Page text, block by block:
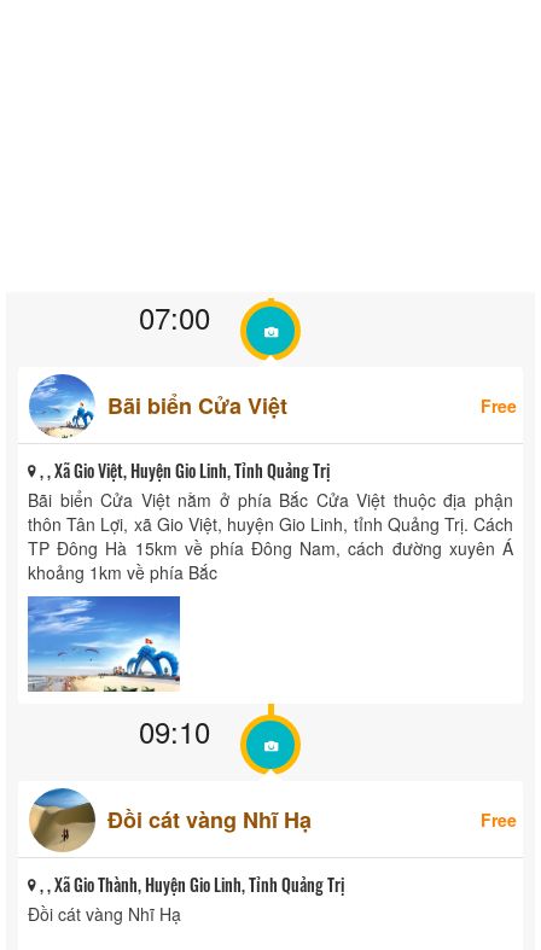
07:00
Bãi biển Cửa Việt Free
, , Xã Gio Việt, Huyện Gio Linh, Tỉnh Quảng Trị
Bãi biển Cửa Việt nằm ở phía Bắc Cửa Việt thuộc địa phận
thôn Tân Lợi, xã Gio Việt, huyện Gio Linh, tỉnh Quảng Trị. Cách
TP Đông Hà 15km về phía Đông Nam, cách đường xuyên Á
khoảng 1km về phía Bắc
09:10
Đồi cát vàng Nhĩ Hạ Free
, , Xã Gio Thành, Huyện Gio Linh, Tỉnh Quảng Trị
Đồi cát vàng Nhĩ Hạ